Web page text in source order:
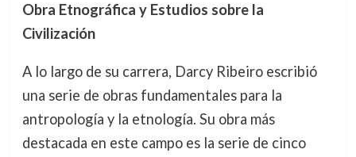
Obra Etnográfica y Estudios sobre la
Civilización
A lo largo de su carrera, Darcy Ribeiro escribió
una serie de obras fundamentales para la
antropología y la etnología. Su obra más
destacada en este campo es la serie de cinco